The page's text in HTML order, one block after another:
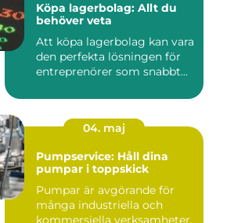
Köpa lagerbolag: Allt du
behöver veta
Att köpa lagerbolag kan vara
den perfekta lösningen för
entreprenörer som snabbt...
04. maj
Pumpservice: Håll dina
pumpar i toppskick
Pumpar är avgörande för
många industriella och
kommersiella verksamheter.